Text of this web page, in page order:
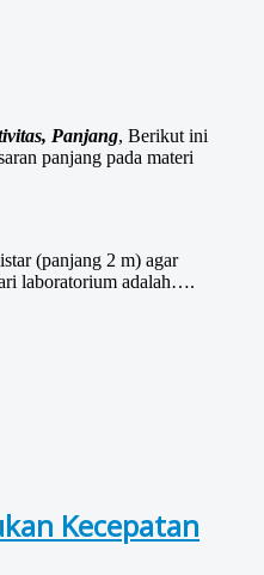
Panjang, Berikut ini
panjang pada materi
(panjang 2 m) agar
laboratorium adalah….
Kecepatan